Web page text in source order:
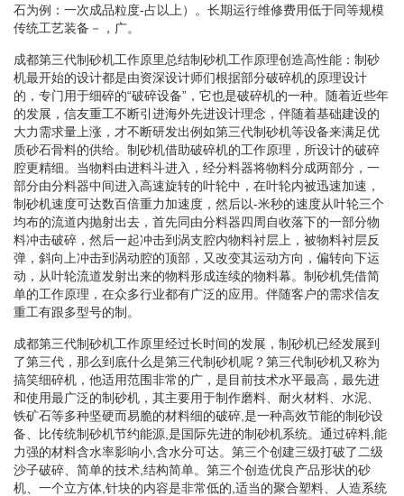
石为例：一次成品粒度-占以上）。长期运行维修费用低于同等规模
传统工艺装备－，广。
成都第三代制砂机工作原里总结制砂机工作原理创造高性能：制砂
机最开始的设计都是由资深设计师们根据部分破碎机的原理设计
的，专门用于细碎的“破碎设备”，它也是破碎机的一种。随着近些年
的发展，信友重工不断引进海外先进设计理念，伴随着基础建设的
大力需求量上涨，才不断研发出例如第三代制砂机等设备来满足优
质砂石骨料的供给。制砂机借助破碎机的工作原理，所设计的破碎
腔更精细。当物料由进料斗进入，经分料器将物料分成两部分，一
部分由分料器中间进入高速旋转的叶轮中，在叶轮内被迅速加速，
制砂机速度可达数百倍重力加速度，然后以-米秒的速度从叶轮三个
均布的流道内抛射出去，首先同由分料器四周自收落下的一部分物
料冲击破碎，然后一起冲击到涡支腔内物料衬层上，被物料衬层反
弹，斜向上冲击到涡动腔的顶部，又改变其运动方向，偏转向下运
动，从叶轮流道发射出来的物料形成连续的物料幕。制砂机凭借简
单的工作原理，在众多行业都有广泛的应用。伴随客户的需求信友
重工有跟多型号的制。
成都第三代制砂机工作原里经过长时间的发展，制砂机已经发展到
了第三代，那么到底什么是第三代制砂机呢？第三代制砂机又称为
搞笑细碎机，他适用范围非常的广，是目前技术水平最高，最先进
和使用最广泛的制砂机，其主要用于制作磨料、耐火材料、水泥、
铁矿石等多种坚硬而易脆的材料细的破碎,是一种高效节能的制砂设
备、比传统制砂机节约能源,是国际先进的制砂机系统。通过碎料,能
力强的材料含水率影响小,含水分可达。第三个创建三级打破了二级
沙子破碎、简单的技术,结构简单。第三个创造优良产品形状的砂
机、一个立方体,针块的内容是非常低的,适当的聚合塑料、人造系统